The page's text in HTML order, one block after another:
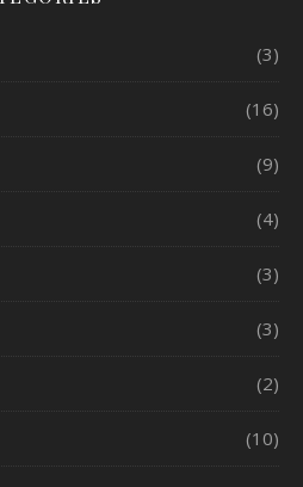
(3)
(16)
(9)
(4)
(3)
(3)
(2)
(10)